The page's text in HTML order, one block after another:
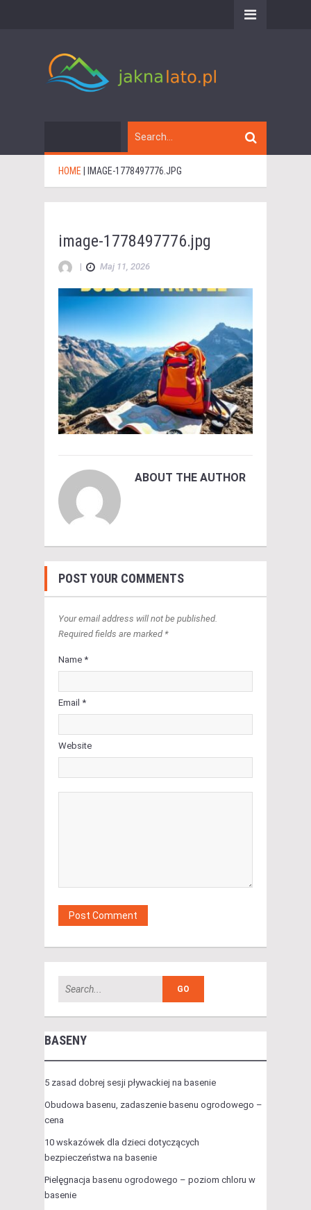
HOME IMAGE-1778497776.JPG
image-1778497776.jpg
| Maj 11, 2026
ABOUT THE AUTHOR
POST YOUR COMMENTS
Your email address will not be published.
Required fields are marked *
Name *
Email *
Website
BASENY
5 zasad dobrej sesji pływackiej na basenie
Obudowa basenu, zadaszenie basenu ogrodowego –
cena
10 wskazówek dla dzieci dotyczących
bezpieczeństwa na basenie
Pielęgnacja basenu ogrodowego – poziom chloru w
basenie